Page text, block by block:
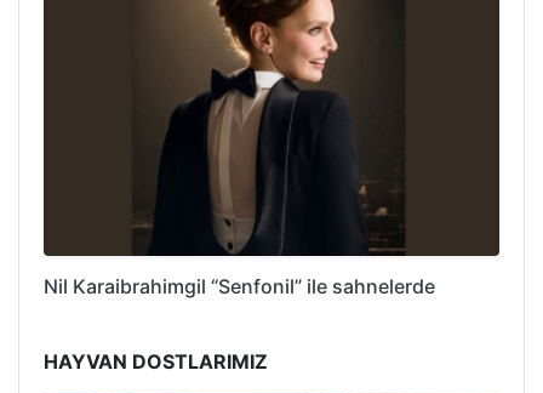
Nil Karaibrahimgil “Senfonil” ile sahnelerde
HAYVAN DOSTLARIMIZ